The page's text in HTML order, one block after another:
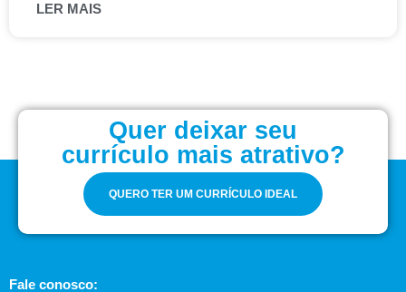
LER MAIS
Quer deixar seu
currículo mais atrativo?
QUERO TER UM CURRÍCULO IDEAL
Fale conosco: